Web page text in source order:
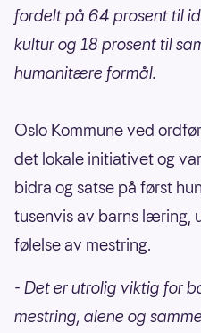
fordelt på 64 prosent til
kultur og 18 prosent til
humanitære formål.
Oslo Kommune ved
det lokale initiativet og
bidra og satse på først
tusenvis av barns læring,
følelse av mestring.
- Det er utrolig viktig for
mestring, alene og